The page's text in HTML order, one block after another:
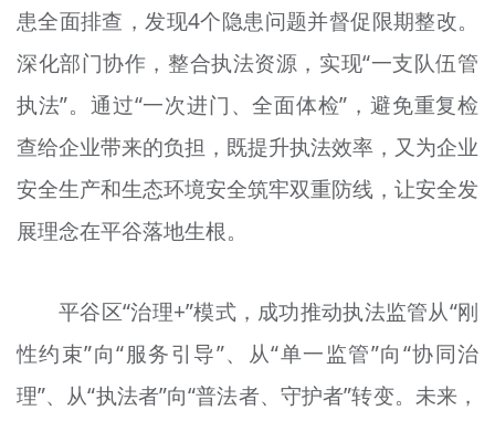
患全面排查，发现4个隐患问题并督促限期整改。
深化部门协作，整合执法资源，实现“一支队伍管
执法”。通过“一次进门、全面体检”，避免重复检
查给企业带来的负担，既提升执法效率，又为企业
安全生产和生态环境安全筑牢双重防线，让安全发
展理念在平谷落地生根。
平谷区“治理+”模式，成功推动执法监管从“刚
性约束”向“服务引导”、从“单一监管”向“协同治
理”、从“执法者”向“普法者、守护者”转变。未来，